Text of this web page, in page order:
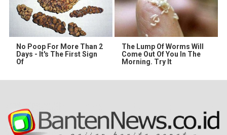
No Poop For More Than 2
Days - It's The First Sign
Of
The Lump Of Worms Will
Come Out Of You In The
Morning. Try It